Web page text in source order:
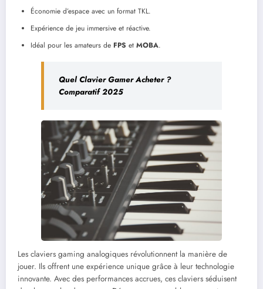
Économie d’espace avec un format TKL.
Expérience de jeu immersive et réactive.
Idéal pour les amateurs de FPS et MOBA.
Quel Clavier Gamer Acheter ?
Comparatif 2025
Les claviers gaming analogiques révolutionnent la manière de
jouer. Ils offrent une expérience unique grâce à leur technologie
innovante. Avec des performances accrues, ces claviers séduisent